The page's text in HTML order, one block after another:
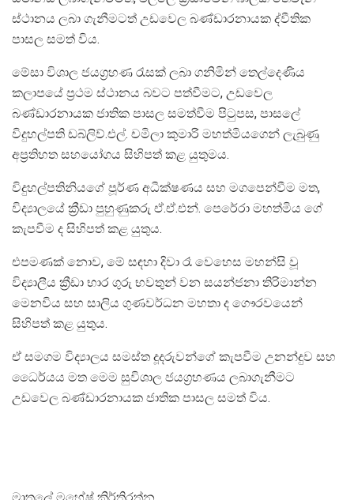
ස්ථානය ලබා ගැනීමටත් උඩවෙල බණ්ඩාරනායක ද්වීතික
පාසල සමත් විය.
මේසා විශාල ජයග්‍රහණ රැසක් ලබා ගනිමින් තෙල්දෙණිය
කලාපයේ ප්‍රථම ස්ථානය බවට පත්වීමට, උඩවෙල
බණ්ඩාරනායක ජාතික පාසල සමත්වීම පිටුපස, පාසලේ
විදුහල්පති ඩබ්ලිව්.එල්. චමිලා කුමාරි මහත්මියගෙන් ලැබුණු
අප්‍රතිහත සහයෝගය සිහිපත් කළ යුතුමය.
විදුහල්පතිනියගේ පූර්ණ අධීක්ෂණය සහ මගපෙන්වීම මත,
විද්‍යාලයේ ක්‍රීඩා පුහුණුකරු ඒ.ඒ.එන්. පෙරේරා මහත්මිය ගේ
කැපවීම ද සිහිපත් කළ යුතුය.
එපමණක් නොව, මේ සඳහා දිවා රෑ වෙහෙස මහන්සි වූ
විද්‍යාලීය ක්‍රීඩා භාර ගුරු භවතුන් වන සයන්ජනා තිරිමාන්න
මෙනවිය සහ සාලිය ගුණවර්ධන මහතා ද ගෞරවයෙන්
සිහිපත් කළ යුතුය.
ඒ සමගම විද්‍යාලය සමස්ත දූදරුවන්ගේ කැපවීම උනන්දුව සහ
ධෛර්යය මත මෙම සුවිශාල ජයග්‍රහණය ලබාගැනීමට
උඩවෙල බණ්ඩාරනායක ජාතික පාසල සමත් විය.